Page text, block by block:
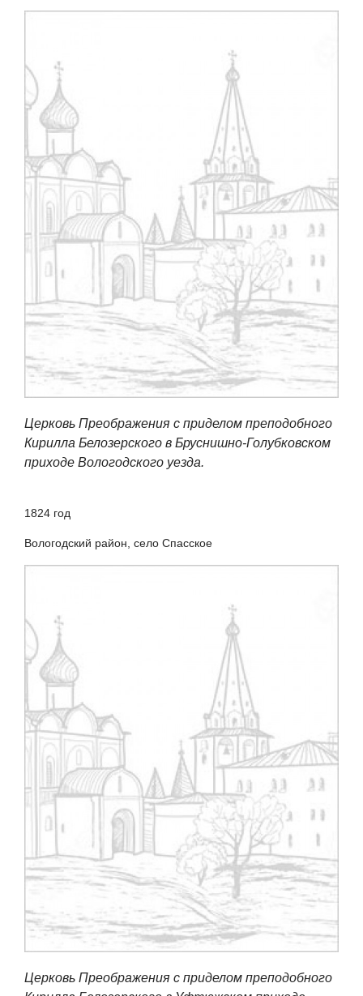
Церковь Преображения с приделом преподобного
Кирилла Белозерского в Бруснишно-Голубковском
приходе Вологодского уезда.
1824 год
Вологодский район, село Спасское
Церковь Преображения с приделом преподобного